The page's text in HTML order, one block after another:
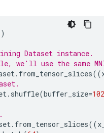
Dataset instance.
we'll use the same
. from_tensor_slices((
. shuffle(buffer_size=
. from_tensor_slices((